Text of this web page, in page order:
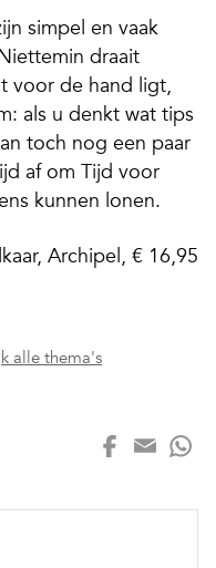
simpel en vaak
draait
voor de hand ligt,
als u denkt wat tips
toch nog een paar
af om Tijd voor
kunnen lonen.
Archipel, € 16,95
alle thema's